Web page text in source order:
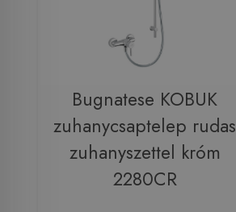
Bugnatese KOBUK
zuhanycsaptelep rudas
zuhanyszettel króm
2280CR